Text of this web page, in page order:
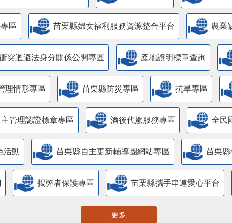
區 苗栗縣婦女福利服務資源整合平台 農業
突迴避法身分關係公開專區 產地證明標章查詢
理情形專區 苗栗縣防災專區 抗旱專區
管理認證標章專區 酒後代駕服務專區 全民
活動 苗栗縣自主更新輔導團網站專區 苗栗
揭弊者保護專區 苗栗縣攜手串連愛心平台
更多